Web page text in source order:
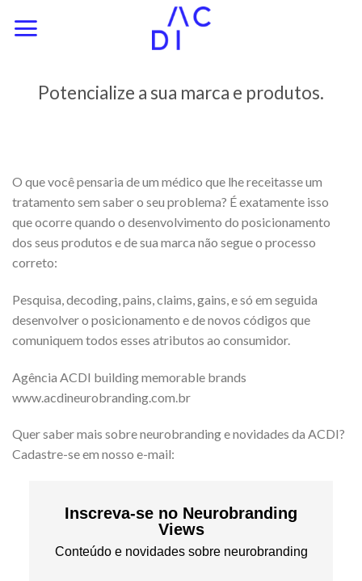
Potencialize a sua marca e produtos.
O que você pensaria de um médico que lhe receitasse um
tratamento sem saber o seu problema? É exatamente isso
que ocorre quando o desenvolvimento do posicionamento
dos seus produtos e de sua marca não segue o processo
correto:
Pesquisa, decoding, pains, claims, gains, e só em seguida
desenvolver o posicionamento e de novos códigos que
comuniquem todos esses atributos ao consumidor.
Agência ACDI building memorable brands
www.acdineurobranding.com.br
Quer saber mais sobre neurobranding e novidades da ACDI?
Cadastre-se em nosso e-mail:
Inscreva-se no Neurobranding
Views
Conteúdo e novidades sobre neurobranding